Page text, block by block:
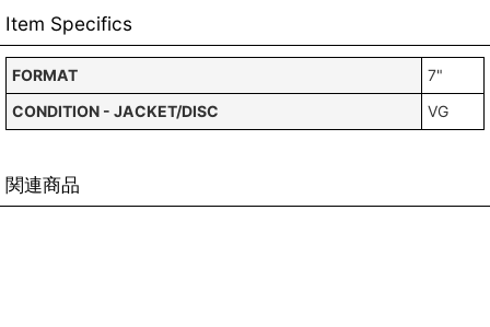
Item Specifics
FORMAT
7"
CONDITION - JACKET/DISC
VG
関連商品